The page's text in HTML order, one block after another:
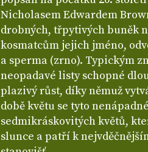
Nicholasem Edwardem
drobných, třpytivých buněk
kosmatcům jejich jméno,
a sperma (zrno). Typickým
neopadavé listy schopné
plazivý růst, díky němuž
době květu se tyto
sedmikráskovitých květů,
slunce a patří k